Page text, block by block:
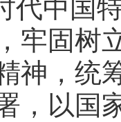
代中国
牢固树
神，统
，以国